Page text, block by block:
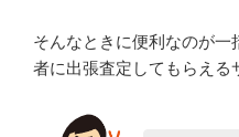
そんなときに便利なのが一
者に出張査定してもらえる